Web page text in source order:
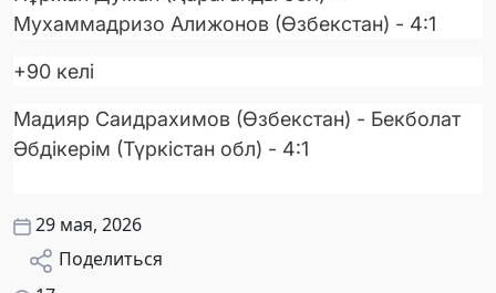
Мухаммадризо Алижонов (Өзбекстан) - 4:1
+90 келі
Мадияр Саидрахимов (Өзбекстан) - Бекболат
Әбдікерім (Түркістан обл) - 4:1
29 мая, 2026
Поделиться